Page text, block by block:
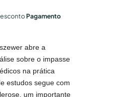
Pagamento
abre a
sobre o impasse
na prática
estudos segue com
um importante